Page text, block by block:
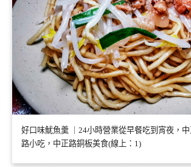
好口味魷魚羹 ｜24小時營業從早餐吃到宵夜，
路小吃，中正路銅板美食(線上：1)